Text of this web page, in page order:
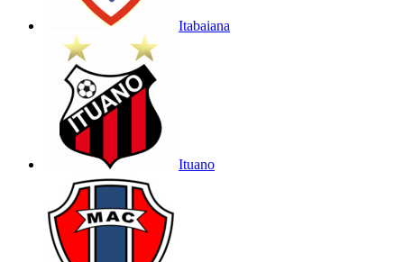
Itabaiana
Ituano